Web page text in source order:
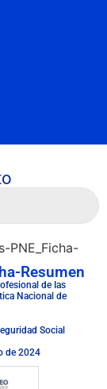
PNE_Ficha-
Resumen
de Ias
Nacional de
Social
de 2024